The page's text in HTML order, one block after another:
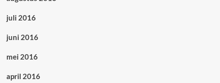
juli 2016
juni 2016
mei 2016
april 2016